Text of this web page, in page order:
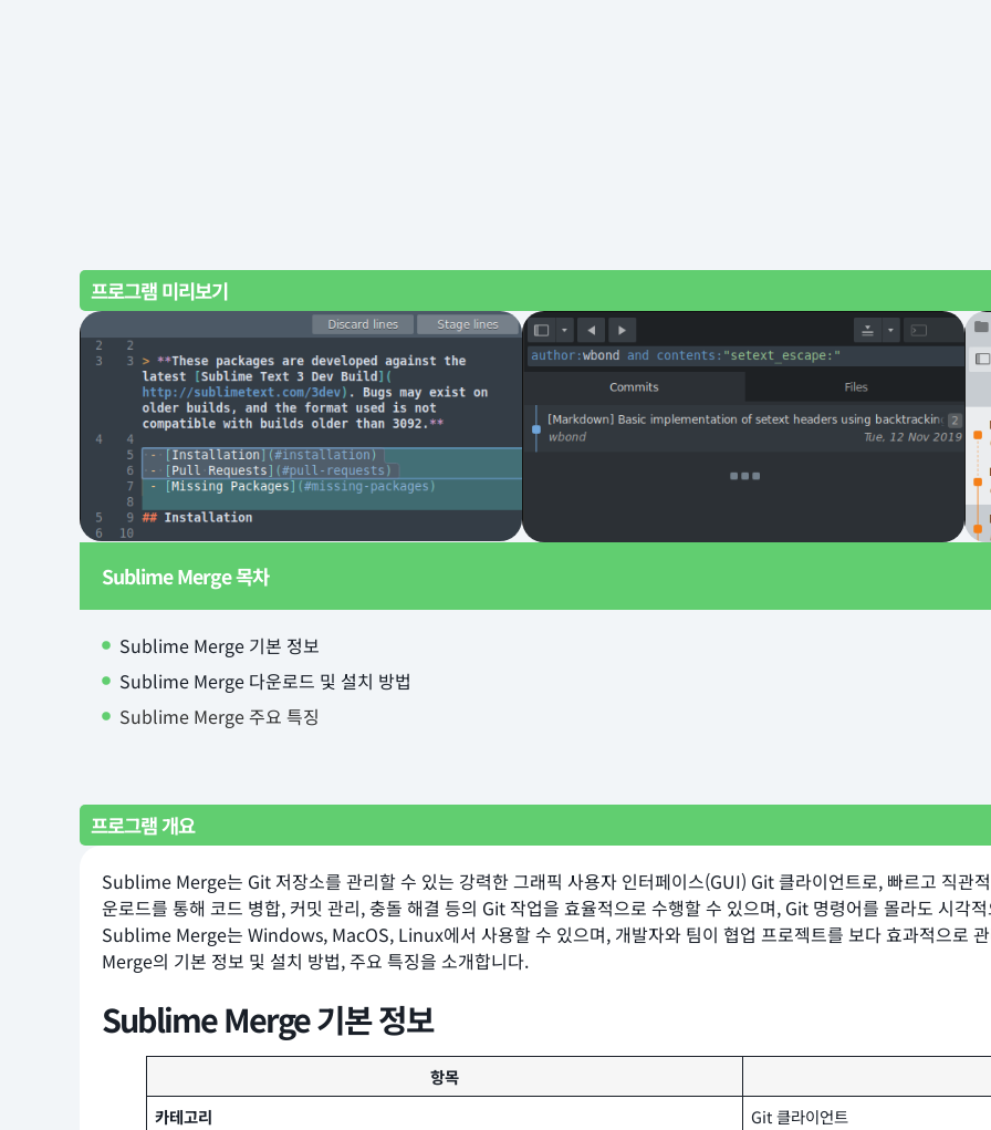
프로그램 미리보기
Sublime Merge 목차
Sublime Merge 기본 정보
Sublime Merge 다운로드 및 설치 방법
Sublime Merge 주요 특징
프로그램 개요
Sublime Merge는 Git 저장소를 관리할 수 있는 강력한 그래픽 사용자 인터페이스(GUI) Git 클라이언트로, 빠르고 직관
운로드를 통해 코드 병합, 커밋 관리, 충돌 해결 등의 Git 작업을 효율적으로 수행할 수 있으며, Git 명령어를 몰라도 시각
Sublime Merge는 Windows, MacOS, Linux에서 사용할 수 있으며, 개발자와 팀이 협업 프로젝트를 보다 효과적으로
Merge의 기본 정보 및 설치 방법, 주요 특징을 소개합니다.
Sublime Merge 기본 정보
항목
카테고리
Git 클라이언트